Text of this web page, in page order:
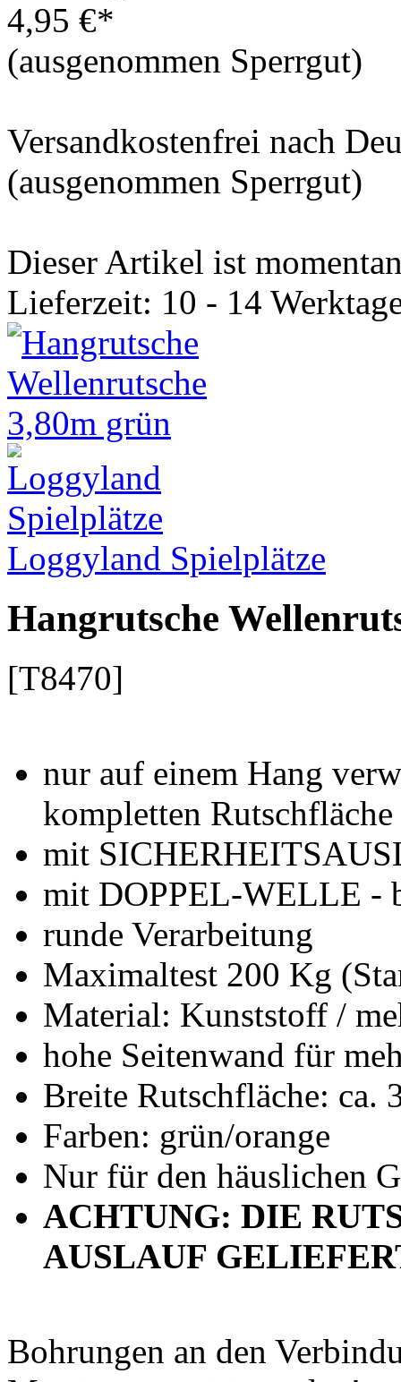
4,95 €*
(ausgenommen Sperrgut)
Versandkostenfrei nach
(ausgenommen Sperrgut)
Dieser Artikel ist
Lieferzeit: 10 - 14
Loggyland Spielplätze
Hangrutsche
[T8470]
nur auf einem Hang
kompletten
mit
mit DOPPEL-WELLE -
runde Verarbeitung
Maximaltest 200 Kg
Material: Kunststoff /
hohe Seitenwand für
Breite Rutschfläche: ca.
Farben: grün/orange
Nur für den häuslichen
ACHTUNG: DIE
AUSLAUF
Bohrungen an den